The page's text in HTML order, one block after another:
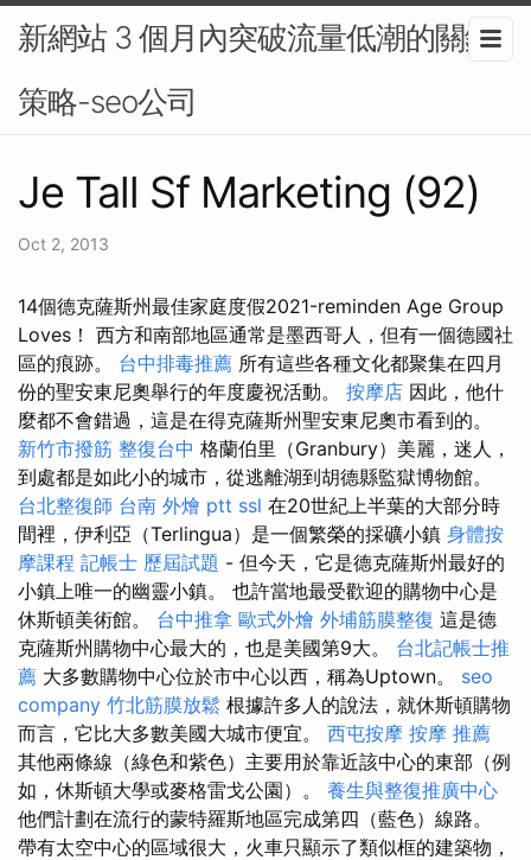
新網站 3 個月內突破流量低潮的關鍵
策略-seo公司
Je Tall Sf Marketing (92)
Oct 2, 2013
14個德克薩斯州最佳家庭度假2021-reminden Age Group
Loves！ 西方和南部地區通常是墨西哥人，但有一個德國社
區的痕跡。 台中排毒推薦 所有這些各種文化都聚集在四月
份的聖安東尼奧舉行的年度慶祝活動。 按摩店 因此，他什
麼都不會錯過，這是在得克薩斯州聖安東尼奧市看到的。
新竹市撥筋 整復台中 格蘭伯里（Granbury）美麗，迷人，
到處都是如此小的城市，從逃離湖到胡德縣監獄博物館。
台北整復師 台南 外燴 ptt ssl 在20世紀上半葉的大部分時
間裡，伊利亞（Terlingua）是一個繁榮的採礦小鎮 身體按
摩課程 記帳士 歷屆試題 - 但今天，它是德克薩斯州最好的
小鎮上唯一的幽靈小鎮。 也許當地最受歡迎的購物中心是
休斯頓美術館。 台中推拿 歐式外燴 外埔筋膜整復 這是德
克薩斯州購物中心最大的，也是美國第9大。 台北記帳士推
薦 大多數購物中心位於市中心以西，稱為Uptown。 seo
company 竹北筋膜放鬆 根據許多人的說法，就休斯頓購物
而言，它比大多數美國大城市便宜。 西屯按摩 按摩 推薦
其他兩條線（綠色和紫色）​​主要用於靠近該中心的東部（例
如，休斯頓大學或麥格雷戈公園）。 養生與整復推廣中心
他們計劃在流行的蒙特羅斯地區完成第四（藍色）線路。
帶有太空中心的區域很大，火車只顯示了類似框的建築物，